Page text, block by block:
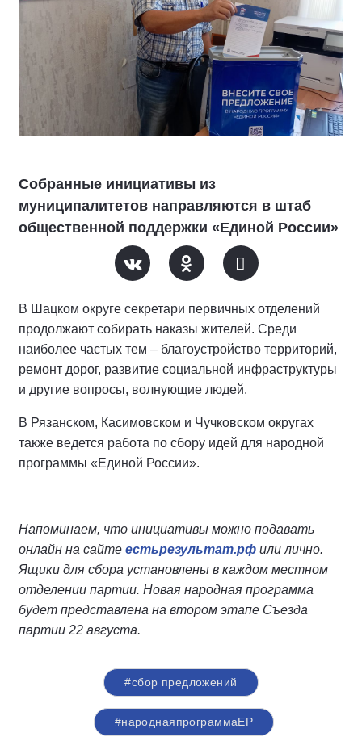
Собранные инициативы из
муниципалитетов направляются в штаб
общественной поддержки «Единой России»
В Шацком округе секретари первичных отделений
продолжают собирать наказы жителей. Среди
наиболее частых тем – благоустройство территорий,
ремонт дорог, развитие социальной инфраструктуры
и другие вопросы, волнующие людей.
В Рязанском, Касимовском и Чучковском округах
также ведется работа по сбору идей для народной
программы «Единой России».
Напоминаем, что инициативы можно подавать
онлайн на сайте естьрезультат.рф или лично.
Ящики для сбора установлены в каждом местном
отделении партии. Новая народная программа
будет представлена на втором этапе Съезда
партии 22 августа.
#сбор предложений
#народнаяпрограммаЕР